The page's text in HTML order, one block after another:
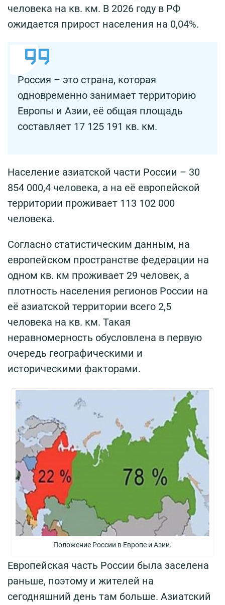
человека на кв. км. В 2026 году в РФ
ожидается прирост населения на 0,04%.
Россия – это страна, которая
одновременно занимает территорию
Европы и Азии, её общая площадь
составляет 17 125 191 кв. км.
Население азиатской части России – 30
854 000,4 человека, а на её европейской
территории проживает 113 102 000
человека.
Согласно статистическим данным, на
европейском пространстве федерации на
одном кв. км проживает 29 человек, а
плотность населения регионов России на
её азиатской территории всего 2,5
человека на кв. км. Такая
неравномерность обусловлена в первую
очередь географическими и
историческими факторами.
Положение России в Европе и Азии.
Европейская часть России была заселена
раньше, поэтому и жителей на
сегодняшний день там больше. Азиатский